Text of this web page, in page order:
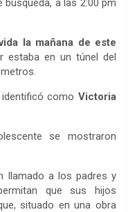
a las 2:00 pm
la mañana de este
estaba en un túnel del
como Victoria
se mostraron
llamado a los padres y
que sus hijos
situado en una obra